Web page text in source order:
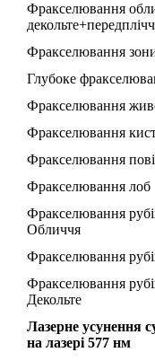
Фракселювання
Фракселювання
Глубоке
Фракселювання
Фракселювання
Фракселювання
Фракселювання лоб
Фракселювання
Обличчя
Фракселювання
Фракселювання
Декольте
Лазерне усунення
на лазері 577 нм